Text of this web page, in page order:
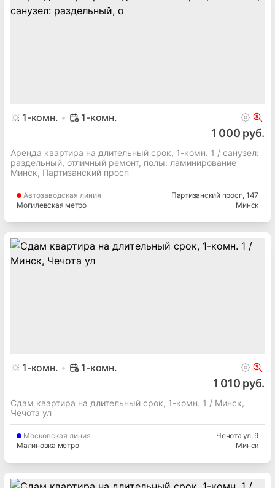
1-комн. 1-комн.
1 000 руб.
Аренда квартира на длительный срок, 1-комн. 1 / cанузел:
раздельный, отличный ремонт, полы: ламинирование
Минск, Партизанский просп
Автозаводская линия
Могилевская метро
Партизанский просп, 147
Минск
1-комн. 1-комн.
1 010 руб.
Сдам квартира на длительный срок, 1-комн. 1 / Минск,
Чечота ул
Московская линия
Малиновка метро
Чечота ул, 9
Минск